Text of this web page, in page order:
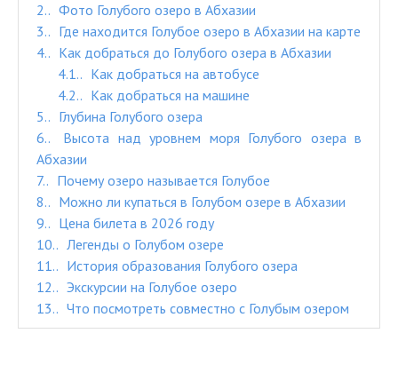
2.
Фото Голубого озеро в Абхазии
3.
Где находится Голубое озеро в Абхазии на карте
4.
Как добраться до Голубого озера в Абхазии
4.1.
Как добраться на автобусе
4.2.
Как добраться на машине
5.
Глубина Голубого озера
6.
Высота над уровнем моря Голубого озера в
Абхазии
7.
Почему озеро называется Голубое
8.
Можно ли купаться в Голубом озере в Абхазии
9.
Цена билета в 2026 году
10.
Легенды о Голубом озере
11.
История образования Голубого озера
12.
Экскурсии на Голубое озеро
13.
Что посмотреть совместно с Голубым озером